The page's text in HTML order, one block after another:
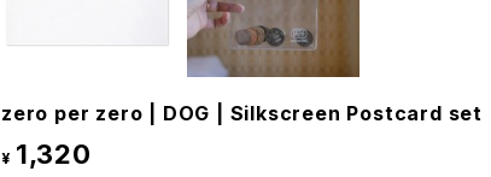
zero per zero | DOG | Silkscreen Postcard set
¥ 1,320